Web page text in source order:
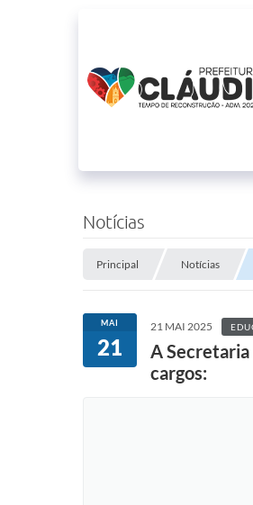
Notícias
Principal Notícias
MAI
21
21 MAI 2025
A
cargos: